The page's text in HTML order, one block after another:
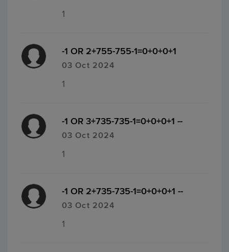
1
-1 OR 2+755-755-1=0+0+0+1
03 Oct 2024
1
-1 OR 3+735-735-1=0+0+0+1 --
03 Oct 2024
1
-1 OR 2+735-735-1=0+0+0+1 --
03 Oct 2024
1